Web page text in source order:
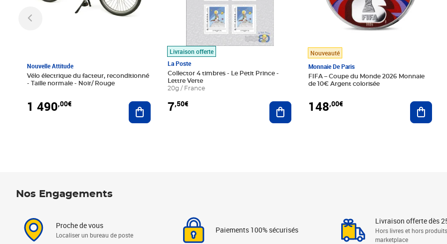
Nouvelle Attitude
Vélo électrique du facteur, reconditionné
- Taille normale - Noir/ Rouge
1 490,00€ Ajouter au panier
Livraison offerte
La Poste
Collector 4 timbres - Le Petit Prince -
Lettre Verte
20g / France
7,50€ Ajouter au panier
Nouveauté
Monnaie De Paris
FIFA – Coupe du Monde 2026 Monnaie
de 10€ Argent colorisée
148,00€
Nos Engagements
Proche de vous
Localiser un bureau de poste
Paiements 100% sécurisés
Livraison offerte dès
Hors livres et hors produits
marketplace